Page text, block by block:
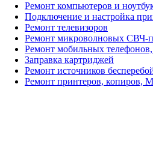
Ремонт компьютеров и
Подключение и настройка
Ремонт телевизоров
Ремонт микроволновых СВЧ-
Ремонт мобильных
Заправка картриджей
Ремонт источников
Ремонт принтеров, копиров,